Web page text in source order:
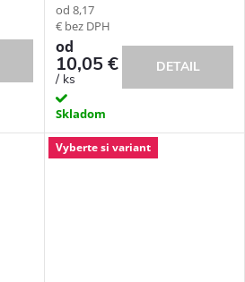
od 8,17
€ bez DPH
od
10,05 €
/ ks
Skladom
DETAIL
Vyberte si variant